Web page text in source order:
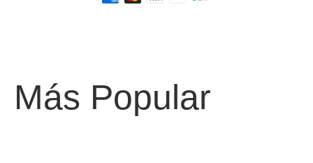
Más Popular